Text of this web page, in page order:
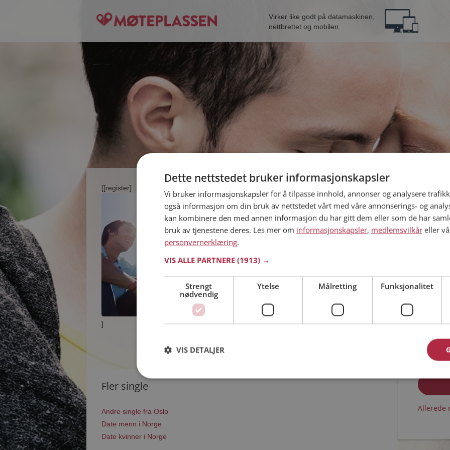
Virker like godt på datamaskinen,
nettbrettet og mobilen
[[register]
]
Fler single
Andre single fra Oslo
Date menn i Norge
Date kvinner i Norge
Jeg er en:
Jeg
Jeg
Allerede
Dette nettstedet bruker informasjonskapsler
Vi bruker informasjonskapsler for å tilpasse innhold, annonser og analysere
også informasjon om din bruk av nettstedet vårt med våre annonserings- og
kan kombinere den med annen informasjon du har gitt dem eller som de har
bruk av tjenestene deres. Les mer om informasjonskapsler, medlemsvilkår eller
personvernerklæring.
VIS ALLE PARTNERE (1913) →
Strengt
nødvendig
Ytelse Målretting Funksjonalitet
VIS DETALJER